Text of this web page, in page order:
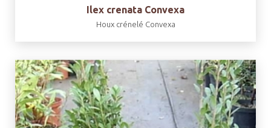
Ilex crenata Convexa
Houx crénelé Convexa